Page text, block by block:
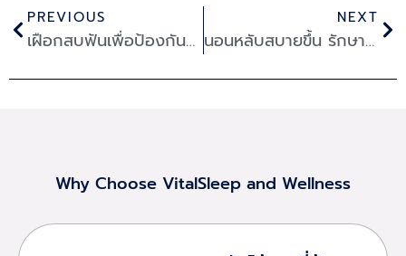
Prev
PREVIOUS
เฝือกสบฟันเพื่อป้องกันฟันสึกจากการนอนกัดฟัน
NEXT
นอนหลับสบายขึ้น รักษา นอนกรน ด้วยการบำบัดกล้ามเนื้อใบหน้า
Why Choose VitalSleep and Wellness